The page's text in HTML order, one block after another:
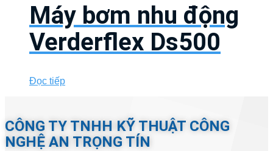
Máy bơm nhu động
Verderflex Ds500
Đọc tiếp
CÔNG TY TNHH KỸ THUẬT CÔNG
NGHỆ AN TRỌNG TÍN